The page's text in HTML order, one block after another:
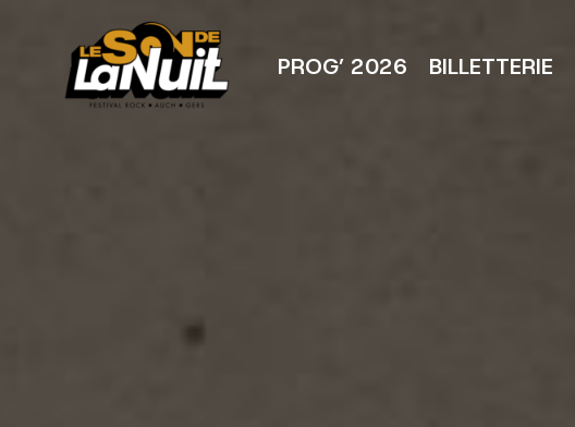
PROG’ 2026 BILLETTERIE